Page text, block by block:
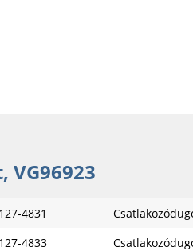
VG96923
4831
4833